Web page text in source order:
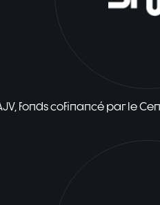
fonds cofinancé par le